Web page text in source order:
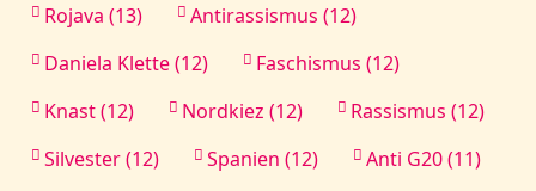
Rojava (13)
Antirassismus (12)
Daniela Klette (12)
Faschismus (12)
Knast (12)
Nordkiez (12)
Rassismus (12)
Silvester (12)
Spanien (12)
Anti G20 (11)